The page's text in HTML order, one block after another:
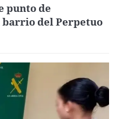
punto de
del Perpetuo